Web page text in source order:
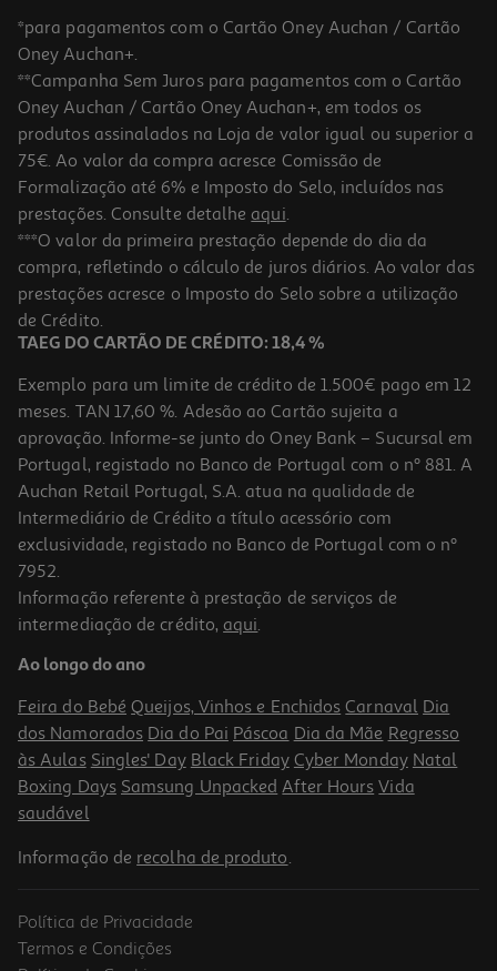
-15%
Sumos Compal Fresco Laranja Alg 0.75l (sdr)
3.72 €/Lt
Price reduced from
3,29 €to
2,79 €
Promoção
Sumo Compal Fresco Mirtilo Framb 0.25l (sdr)
6.36 €/Lt
1,59 €
+0,10 € Depósito
*para pagamentos com o Cartão Oney Auchan / Cartão
Oney Auchan+.
**Campanha Sem Juros para pagamentos com o Cartão
Oney Auchan / Cartão Oney Auchan+, em todos os
produtos assinalados na Loja de valor igual ou superior a
75€. Ao valor da compra acresce Comissão de
Formalização até 6% e Imposto do Selo, incluídos nas
prestações. Consulte detalhe aqui.
***O valor da primeira prestação depende do dia da
compra, refletindo o cálculo de juros diários. Ao valor das
prestações acresce o Imposto do Selo sobre a utilização
de Crédito.
TAEG DO CARTÃO DE CRÉDITO: 18,4 %
Exemplo para um limite de crédito de 1.500€ pago em 12
meses. TAN 17,60 %. Adesão ao Cartão sujeita a
aprovação. Informe-se junto do Oney Bank – Sucursal em
Portugal, registado no Banco de Portugal com o nº 881. A
Auchan Retail Portugal, S.A. atua na qualidade de
Intermediário de Crédito a título acessório com
exclusividade, registado no Banco de Portugal com o nº
7952.
Informação referente à prestação de serviços de
intermediação de crédito, aqui.
Ao longo do ano
Feira do Bebé Queijos, Vinhos e Enchidos Carnaval Dia
dos Namorados Dia do Pai Páscoa Dia da Mãe Regresso
às Aulas Singles' Day Black Friday Cyber Monday Natal
Boxing Days Samsung Unpacked After Hours Vida
saudável
Informação de recolha de produto.
Política de Privacidade
Termos e Condições